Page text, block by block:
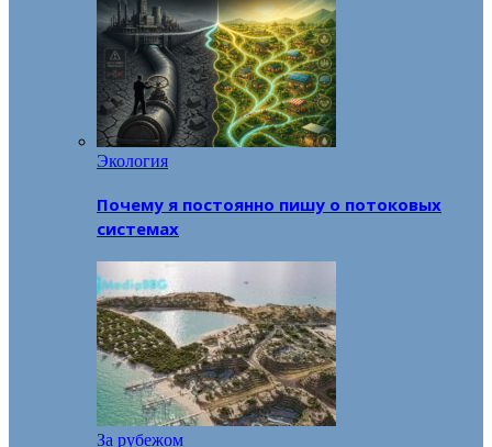
Экология
Почему я постоянно пишу о потоковых
системах
За рубежом